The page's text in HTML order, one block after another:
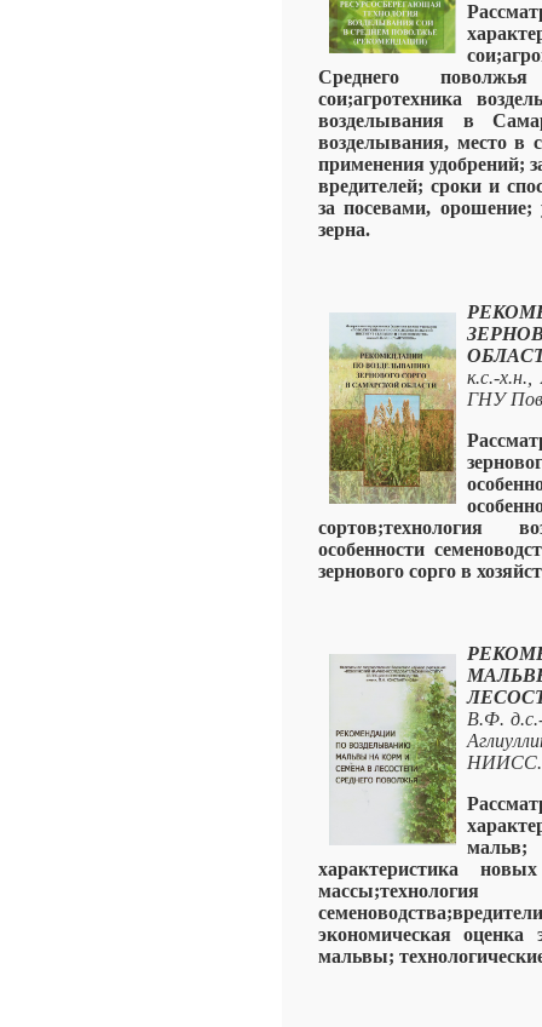
Среднего
сои;агротехника
возделывания в
возделывания, место в
применения удобрений;
вредителей; сроки и
за посевами, орошение;
зерна.
к.с.-
ГНУ
сортов;технология
особенности
зернового сорго в
В.Ф.
характеристика
экономическая оценка
мальвы;